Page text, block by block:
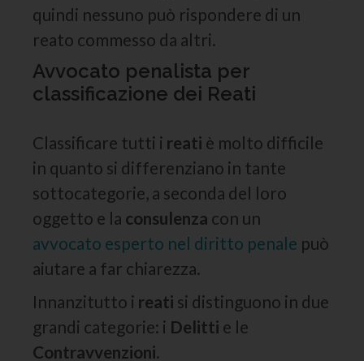
quindi nessuno può rispondere di un
reato commesso da altri.
Avvocato penalista per
classificazione dei Reati
Classificare tutti i reati è molto difficile
in quanto si differenziano in tante
sottocategorie, a seconda del loro
oggetto e la consulenza con un
avvocato esperto nel diritto penale può
aiutare a far chiarezza.
Innanzitutto i reati si distinguono in due
grandi categorie: i Delitti e le
Contravvenzioni.